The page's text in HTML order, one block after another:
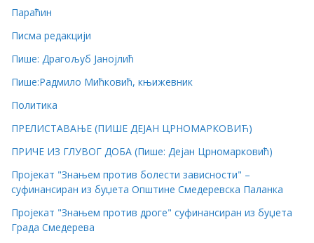
Параћин
Писма редакцији
Пише: Драгољуб Јанојлић
Пише:Радмило Мићковић, књижевник
Политика
ПРЕЛИСТАВАЊЕ (ПИШЕ ДЕЈАН ЦРНОМАРКОВИЋ)
ПРИЧЕ ИЗ ГЛУВОГ ДОБА (Пише: Дејан Црномарковић)
Пројекат "Знањем против болести зависности" –
суфинансиран из буџета Општине Смедеревска Паланка
Пројекат "Знањем против дроге" суфинансиран из буџета
Града Смедерева